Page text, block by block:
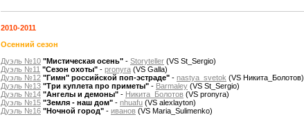
2010-2011
Осенний сезон
Дуэль №10 "Мистическая осень" - Storyteller (VS St_Sergio)
Дуэль №11 "Сезон охоты" - pronyra (VS Galla)
Дуэль №12 "Гимн" российской поп-эстраде" - nastya_svetok (VS Никита_Болотов)
Дуэль №13 "Три куплета про приметы" - Barmaley (VS St_Sergio)
Дуэль №14 "Ангелы и демоны" - Никита_Болотов (VS pronyra)
Дуэль №15 "Земля - наш дом" - nhuafu (VS alexlayton)
Дуэль №16 "Ночной город" - иванов (VS Maria_Sulimenko)